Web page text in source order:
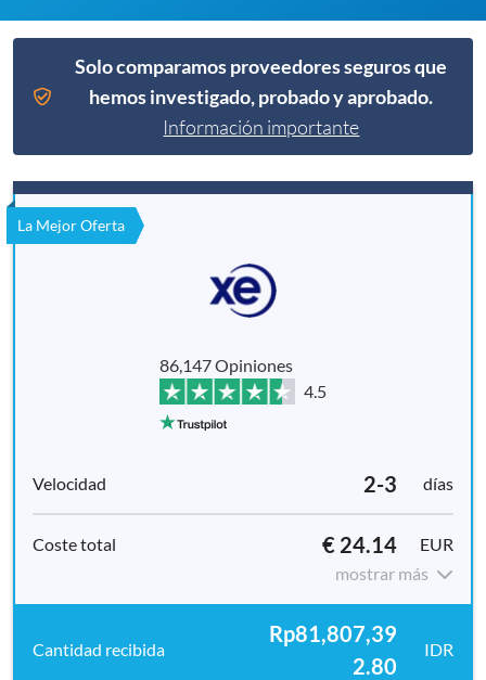
Solo comparamos proveedores seguros que
hemos investigado, probado y aprobado.
Información importante
La Mejor Oferta
86,147 Opiniones
4.5
2-3 días
€ 24.14
EUR
mostrar más
Rp81,807,39
2.80
IDR